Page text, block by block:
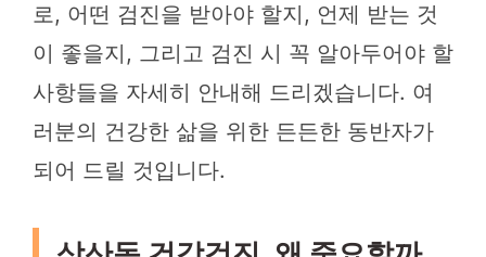
로, 어떤 검진을 받아야 할지, 언제 받는 것
이 좋을지, 그리고 검진 시 꼭 알아두어야 할
사항들을 자세히 안내해 드리겠습니다. 여
러분의 건강한 삶을 위한 든든한 동반자가
되어 드릴 것입니다.